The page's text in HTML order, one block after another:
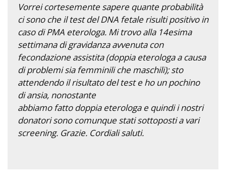
Vorrei cortesemente sapere quante probabilità
ci sono che il test del DNA fetale risulti positivo in
caso di PMA eterologa. Mi trovo alla 14esima
settimana di gravidanza avvenuta con
fecondazione assistita (doppia eterologa a causa
di problemi sia femminili che maschili); sto
attendendo il risultato del test e ho un pochino
di ansia, nonostante
abbiamo fatto doppia eterologa e quindi i nostri
donatori sono comunque stati sottoposti a vari
screening. Grazie. Cordiali saluti.